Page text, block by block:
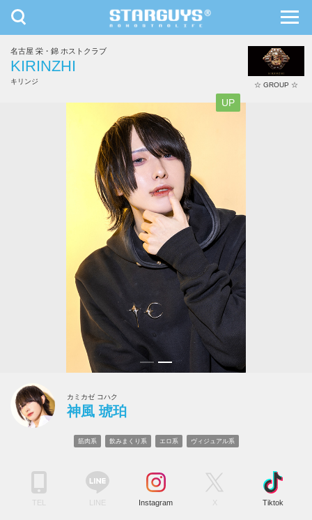
九州・沖縄 北海道・東北
toggle
navigation
名古屋 栄・錦 ホストクラブ
KIRINZHI
キリンジ ☆ GROUP ☆
神風 琥珀 UP
カミカゼ コハク
神風 琥珀
筋肉系 飲みまくり系 エロ系 ヴィジュアル系
TEL LINE Instagram X Tiktok